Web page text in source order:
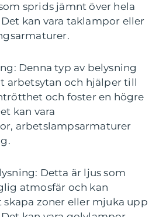
sprids jämnt över hela
kan vara taklampor eller
Denna typ av belysning
arbetsytan och hjälper till
och foster en högre
kan vara
arbetslampsarmaturer
Detta är ljus som
atmosfär och kan
skapa zoner eller mjuka upp